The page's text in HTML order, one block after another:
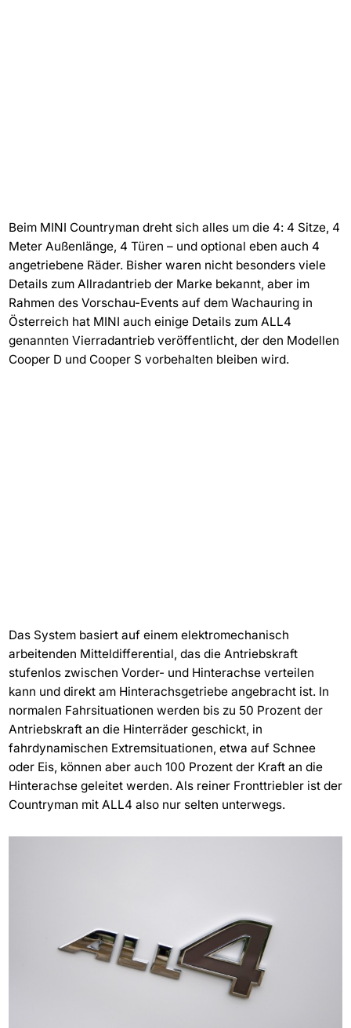
Beim MINI Countryman dreht sich alles um die 4: 4 Sitze, 4
Meter Außenlänge, 4 Türen – und optional eben auch 4
angetriebene Räder. Bisher waren nicht besonders viele
Details zum Allradantrieb der Marke bekannt, aber im
Rahmen des Vorschau-Events auf dem Wachauring in
Österreich hat MINI auch einige Details zum ALL4
genannten Vierradantrieb veröffentlicht, der den Modellen
Cooper D und Cooper S vorbehalten bleiben wird.
Das System basiert auf einem elektromechanisch
arbeitenden Mitteldifferential, das die Antriebskraft
stufenlos zwischen Vorder- und Hinterachse verteilen
kann und direkt am Hinterachsgetriebe angebracht ist. In
normalen Fahrsituationen werden bis zu 50 Prozent der
Antriebskraft an die Hinterräder geschickt, in
fahrdynamischen Extremsituationen, etwa auf Schnee
oder Eis, können aber auch 100 Prozent der Kraft an die
Hinterachse geleitet werden. Als reiner Fronttriebler ist der
Countryman mit ALL4 also nur selten unterwegs.